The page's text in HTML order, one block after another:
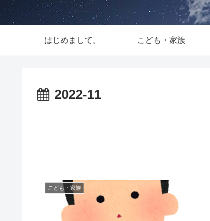
はじめまして。 こども・家族
2022-11
こども・家族